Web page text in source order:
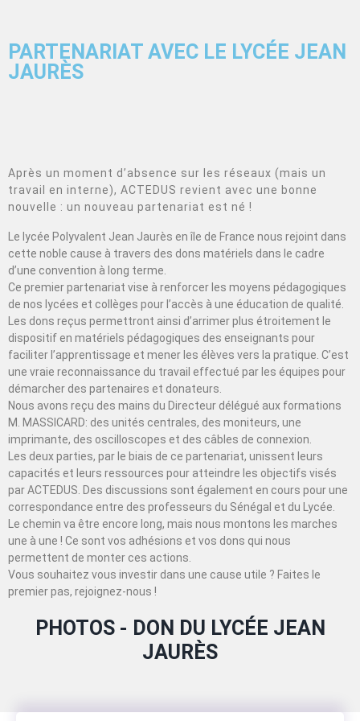
PARTENARIAT AVEC LE LYCÉE JEAN
JAURÈS
Après un moment d’absence sur les réseaux (mais un
travail en interne), ACTEDUS revient avec une bonne
nouvelle : un nouveau partenariat est né !
Le lycée Polyvalent Jean Jaurès en île de France nous rejoint dans
cette noble cause à travers des dons matériels dans le cadre
d’une convention à long terme.
Ce premier partenariat vise à renforcer les moyens pédagogiques
de nos lycées et collèges pour l’accès à une éducation de qualité.
Les dons reçus permettront ainsi d’arrimer plus étroitement le
dispositif en matériels pédagogiques des enseignants pour
faciliter l’apprentissage et mener les élèves vers la pratique. C’est
une vraie reconnaissance du travail effectué par les équipes pour
démarcher des partenaires et donateurs.
Nous avons reçu des mains du Directeur délégué aux formations
M. MASSICARD: des unités centrales, des moniteurs, une
imprimante, des oscilloscopes et des câbles de connexion.
Les deux parties, par le biais de ce partenariat, unissent leurs
capacités et leurs ressources pour atteindre les objectifs visés
par ACTEDUS. Des discussions sont également en cours pour une
correspondance entre des professeurs du Sénégal et du Lycée.
Le chemin va être encore long, mais nous montons les marches
une à une ! Ce sont vos adhésions et vos dons qui nous
permettent de monter ces actions.
Vous souhaitez vous investir dans une cause utile ? Faites le
premier pas, rejoignez-nous !
PHOTOS - DON DU LYCÉE JEAN
JAURÈS